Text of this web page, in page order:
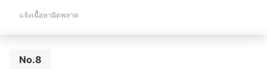
แจ้งเนื้อหาผิดพลาด
No.8